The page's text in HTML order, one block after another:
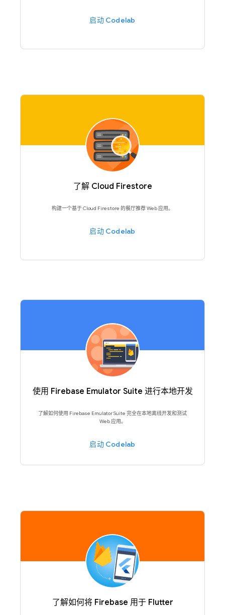
启动 Codelab
了解 Cloud Firestore
构建一个基于 Cloud Firestore 的餐厅推荐 Web 应用。
启动 Codelab
使用 Firebase Emulator Suite 进行本地开发
了解如何使用 Firebase Emulator Suite 完全在本地离线开发和测试
Web 应用。
启动 Codelab
了解如何将 Firebase 用于 Flutter